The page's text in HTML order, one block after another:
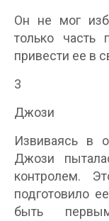
Он не мог
только часть
привести ее в
3
Джози
Извиваясь в
Джози
контролем.
подготовило
быть